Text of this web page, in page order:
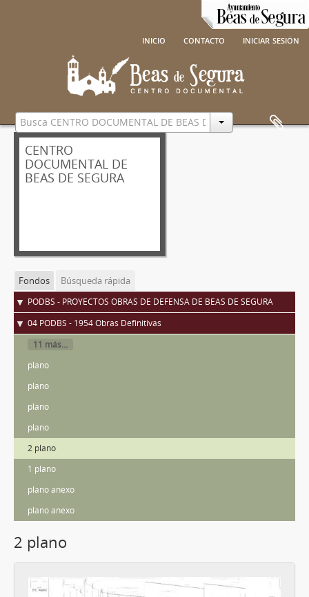
inicio contacto iniciar sesión
CENTRO
DOCUMENTAL DE
BEAS DE SEGURA
Fondos Búsqueda rápida
PODBS - PROYECTOS OBRAS DE DEFENSA DE BEAS DE SEGURA
04 PODBS - 1954 Obras Definitivas
11 más...
plano
plano
plano
plano
2 plano
1 plano
plano anexo
plano anexo
2 plano